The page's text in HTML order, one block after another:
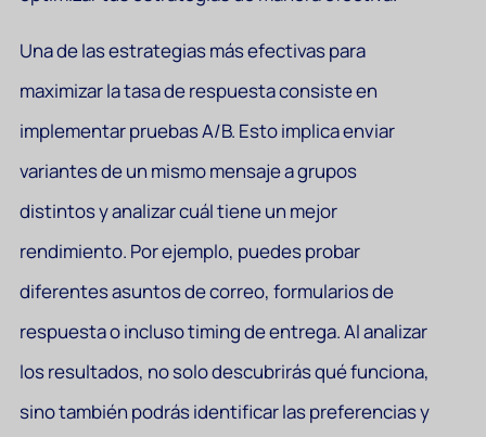
Una de las estrategias más efectivas para
maximizar la tasa de respuesta consiste en
implementar pruebas A/B. Esto implica enviar
variantes de un mismo mensaje a grupos
distintos y analizar cuál tiene un mejor
rendimiento. Por ejemplo, puedes probar
diferentes asuntos de correo, formularios de
respuesta o incluso timing de entrega. Al analizar
los resultados, no solo descubrirás qué funciona,
sino también podrás identificar las preferencias y